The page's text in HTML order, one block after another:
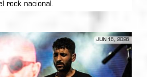
rock nacional.
JUN 16, 2026